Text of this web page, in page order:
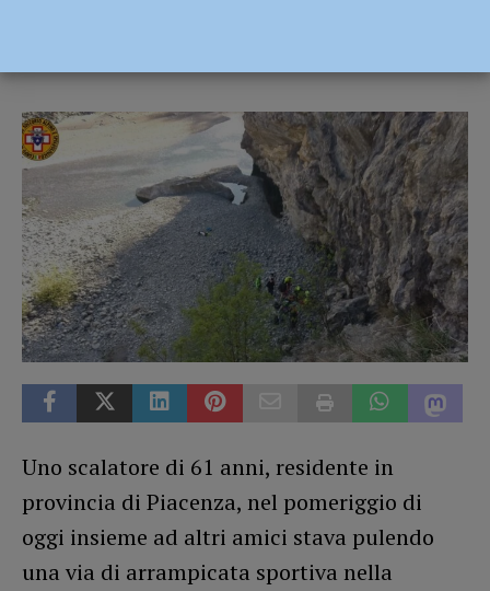
Uno scalatore di 61 anni, residente in
provincia di Piacenza, nel pomeriggio di
oggi insieme ad altri amici stava pulendo
una via di arrampicata sportiva nella